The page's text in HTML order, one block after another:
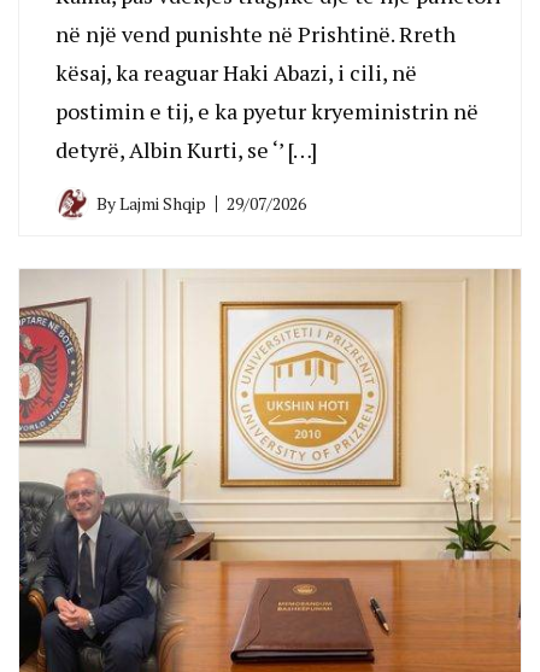
në një vend punishte në Prishtinë. Rreth
kësaj, ka reaguar Haki Abazi, i cili, në
postimin e tij, e ka pyetur kryeministrin në
detyrë, Albin Kurti, se ‘’ […]
ByLajmi Shqip 29/07/2026